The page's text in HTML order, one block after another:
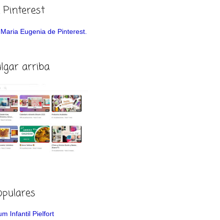
Pinterest
Eugenia de Pinterest.
arriba
Infantil Pielfort